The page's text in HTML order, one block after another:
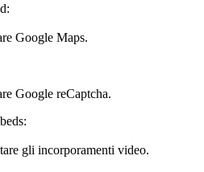
Google Maps.
Google reCaptcha.
gli incorporamenti video.